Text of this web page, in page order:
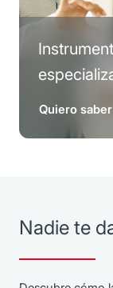
Quiero
Nadie te